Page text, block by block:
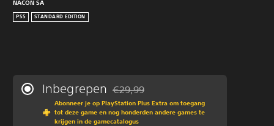
NACON SA
PS5 STANDARD EDITION
Inbegrepen Korting ten opzichte van de
€29,99
Abonneer je op PlayStation Plus Extra om toegang
tot deze game en nog honderden andere games te
krijgen in de gamecatalogus